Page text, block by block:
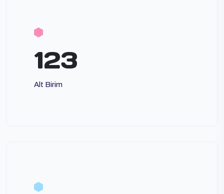
123
Alt Birim